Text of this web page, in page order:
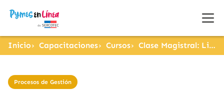
Inicio Capacitaciones Cursos Clase Magistral: Liderazgo para el Trabajo Remoto
Procesos de Gestión